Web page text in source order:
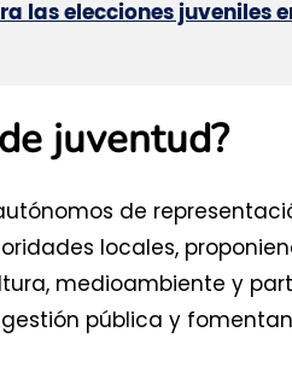
las elecciones juveniles
juventud?
de
locales,
medioambiente y
pública y